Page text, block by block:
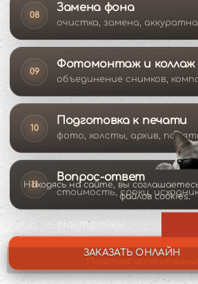
08
Замена фона
очистка, замена,
09
Фотомонтаж и коллаж
объединение снимков,
10
Подготовка к печати
фото, холсты, архив,
11
Вопрос-ответ
стоимость, сроки,
Находясь на сайте, вы
файлов cookies.
Настройки
Политика
ЗАКАЗАТЬ ОНЛАЙН